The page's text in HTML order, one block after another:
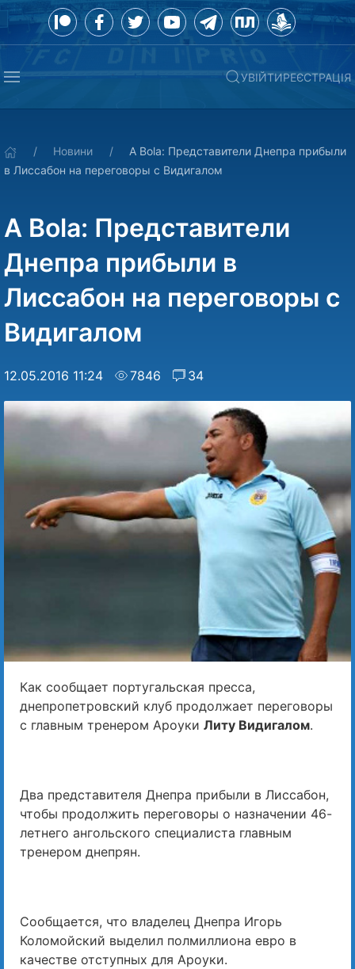
УВІЙТИРЕЄСТРАЦІЯ
Новини
A Bola: Представители Днепра прибыли
в Лиссабон на переговоры с Видигалом
A Bola: Представители
Днепра прибыли в
Лиссабон на переговоры с
Видигалом
12.05.2016 11:24 7846 34
Как сообщает португальская пресса,
днепропетровский клуб продолжает переговоры
с главным тренером Ароуки Литу Видигалом.
Два представителя Днепра прибыли в Лиссабон,
чтобы продолжить переговоры о назначении 46-
летнего ангольского специалиста главным
тренером днепрян.
Сообщается, что владелец Днепра Игорь
Коломойский выделил полмиллиона евро в
качестве отступных для Ароуки.